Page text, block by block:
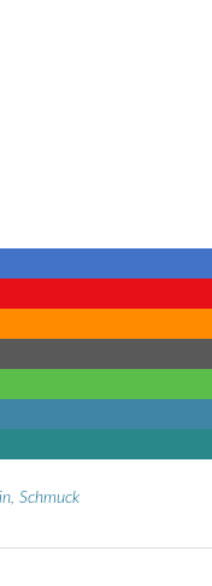
, Schmuck